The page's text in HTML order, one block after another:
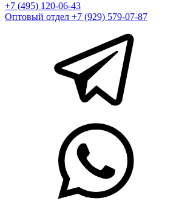
+7 (495) 120-06-43
Оптовый отдел +7 (929) 579-07-87